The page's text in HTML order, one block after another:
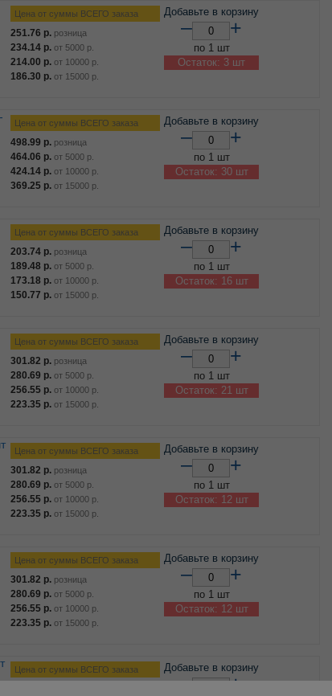
Цена от суммы ВСЕГО заказа
251.76 р. розница
234.14 р. от 5000 р.
214.00 р. от 10000 р.
186.30 р. от 15000 р.
Добавьте в корзину
– +
по 1 шт
Остаток: 3 шт
Цена от суммы ВСЕГО заказа
498.99 р. розница
464.06 р. от 5000 р.
424.14 р. от 10000 р.
369.25 р. от 15000 р.
Добавьте в корзину
– +
по 1 шт
Остаток: 30 шт
Цена от суммы ВСЕГО заказа
203.74 р. розница
189.48 р. от 5000 р.
173.18 р. от 10000 р.
150.77 р. от 15000 р.
Добавьте в корзину
– +
по 1 шт
Остаток: 16 шт
Цена от суммы ВСЕГО заказа
301.82 р. розница
280.69 р. от 5000 р.
256.55 р. от 10000 р.
223.35 р. от 15000 р.
Добавьте в корзину
– +
по 1 шт
Остаток: 21 шт
Цена от суммы ВСЕГО заказа
301.82 р. розница
280.69 р. от 5000 р.
256.55 р. от 10000 р.
223.35 р. от 15000 р.
Добавьте в корзину
– +
по 1 шт
Остаток: 12 шт
Цена от суммы ВСЕГО заказа
301.82 р. розница
280.69 р. от 5000 р.
256.55 р. от 10000 р.
223.35 р. от 15000 р.
Добавьте в корзину
– +
по 1 шт
Остаток: 12 шт
Цена от суммы ВСЕГО заказа Добавьте в корзину
– +